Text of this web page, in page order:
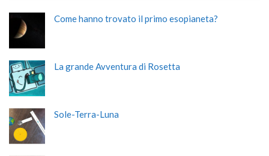
Come hanno trovato il primo esopianeta?
La grande Avventura di Rosetta
Sole-Terra-Luna